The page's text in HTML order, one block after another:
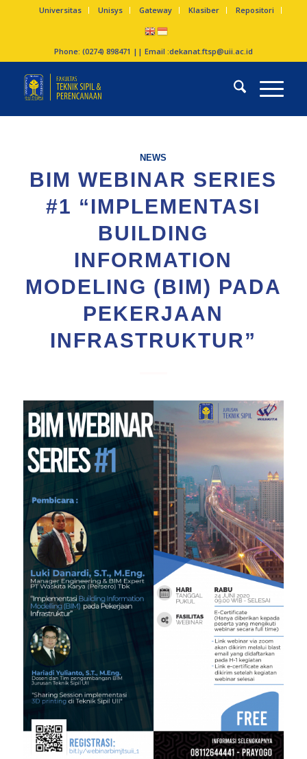
Universitas Unisys Gateway Klasiber Repositori
Phone: (0274) 898471 || Email :dekanat.ftsp@uii.ac.id
NEWS
BIM WEBINAR SERIES
#1 “IMPLEMENTASI
BUILDING
INFORMATION
MODELING (BIM) PADA
PEKERJAAN
INFRASTRUKTUR”